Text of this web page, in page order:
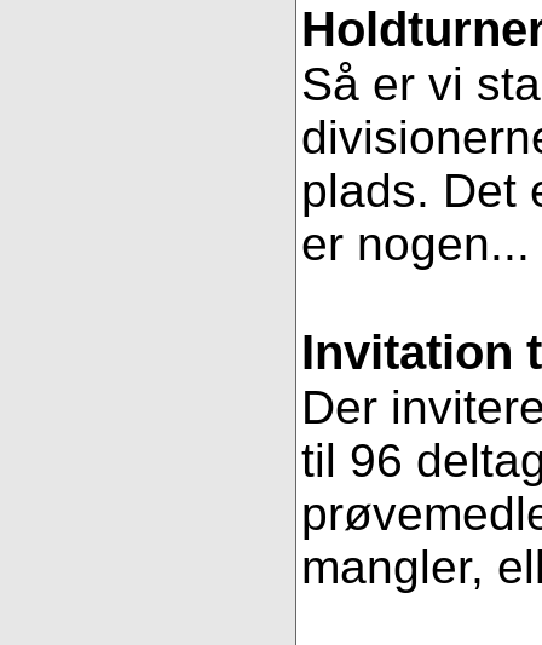
Så er vi
plads. Det
er nogen...
Invitation
Der
til 96
mangler,